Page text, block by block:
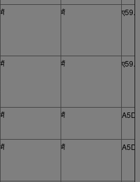
मैं मैं
मैं मैं
मैं मैं
मैं मैं